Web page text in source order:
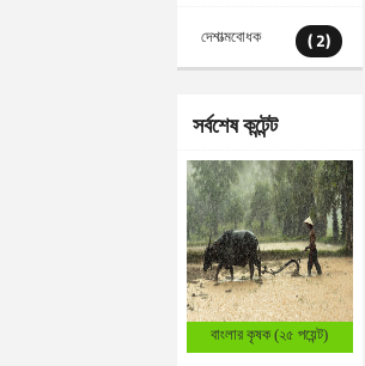
দেশাত্মবোধক ( 2)
সর্বশেষ কন্টেন্ট
বাংলার কৃষক (২৫ পয়েন্ট)